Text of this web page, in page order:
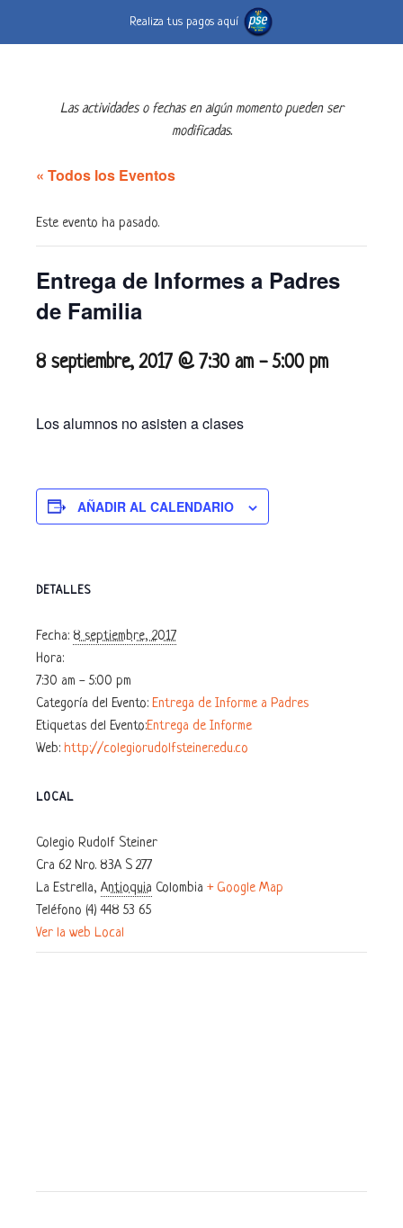
Realiza tus pagos aquí
Las actividades o fechas en algún momento pueden ser
modificadas.
« Todos los Eventos
Este evento ha pasado.
Entrega de Informes a Padres
de Familia
8 septiembre, 2017 @ 7:30 am -5:00 pm
Los alumnos no asisten a clases
AÑADIR AL CALENDARIO
DETALLES
Fecha: 8 septiembre, 2017
Hora:
7:30 am - 5:00 pm
Categoría del Evento: Entrega de Informe a Padres
Etiquetas del Evento:Entrega de Informe
Web: http://colegiorudolfsteiner.edu.co
LOCAL
Colegio Rudolf Steiner
Cra 62 Nro. 83A S 277
La Estrella, Antioquia Colombia + Google Map
Teléfono (4) 448 53 65
Ver la web Local